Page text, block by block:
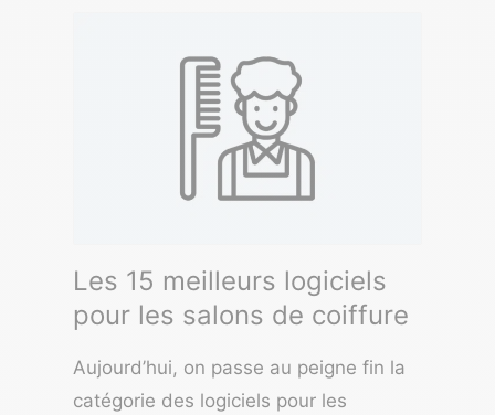
Les 15 meilleurs logiciels
pour les salons de coiffure
Aujourd’hui, on passe au peigne fin la
catégorie des logiciels pour les